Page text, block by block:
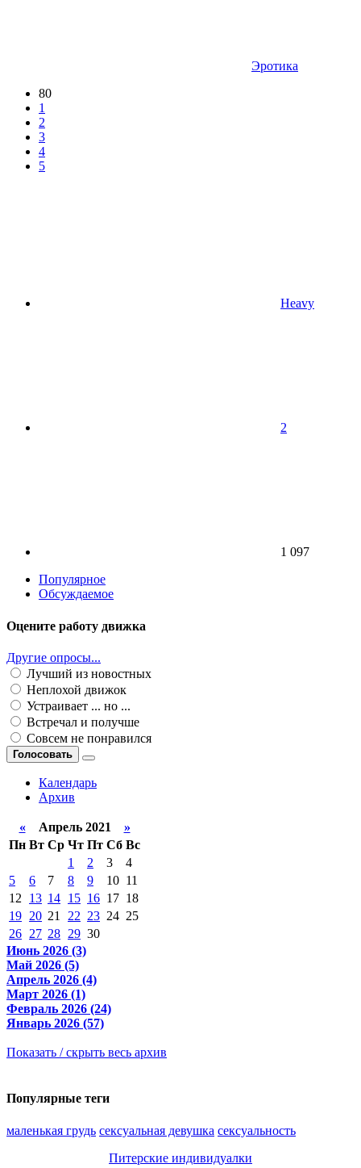
Эротика
80
1
2
3
4
5
Heavy
2
1 097
Популярное
Обсуждаемое
Оцените работу движка
Другие опросы...
Лучший из новостных
Неплохой движок
Устраивает ... но ...
Встречал и получше
Совсем не понравился
Голосовать
Календарь
Архив
«Апрель 2021 »
Пн Вт Ср Чт Пт Сб Вс
1
2 3
4
5
6 7 8 9 10 11
12
13 14 15 16 17 18
19 20 21 22 23 24 25
26 27 28 29 30
Июнь 2026 (3)
Май 2026 (5)
Апрель 2026 (4)
Март 2026 (1)
Февраль 2026 (24)
Январь 2026 (57)
Показать / скрыть весь архив
Популярные теги
маленькая грудь сексуальная девушка сексуальность
Питерские индивидуалки